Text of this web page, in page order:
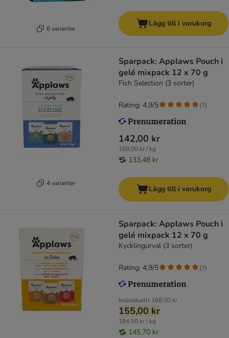
6 varianter
Lägg till i varukorg
4 varianter
Sparpack: Applaws Pouch i
gelé mixpack 12 x 70 g
Fish Selection (3 sorter)
142,00 kr
169,00 kr / kg
133,48 kr
Rating: 4.9/5 (7)
Lägg till i varukorg
Sparpack: Applaws Pouch i
gelé mixpack 12 x 70 g
Kycklingurval (3 sorter)
Individuellt 168,00 kr
155,00 kr
184,50 kr / kg
145,70 kr
Rating: 4.9/5 (7)